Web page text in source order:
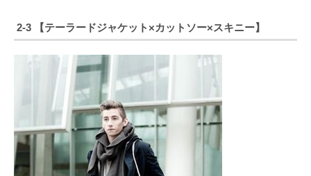
2-3 【テーラードジャケット×カットソー×スキニー】